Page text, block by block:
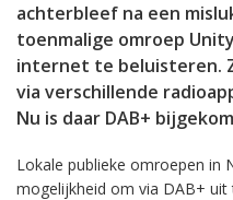
achterbleef na een
toenmalige omroep
internet te beluisteren.
via verschillende
Nu is daar DAB+
Lokale publieke omroepen in
mogelijkheid om via DAB+